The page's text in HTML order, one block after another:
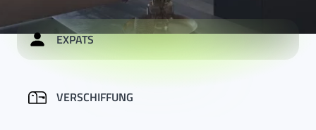
EXPATS
VERSCHIFFUNG